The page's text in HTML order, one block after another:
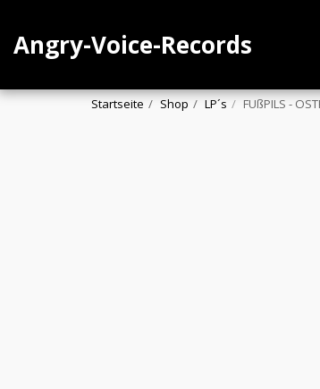
Angry-Voice-Records
Startseite Shop LP´s FUßPILS -